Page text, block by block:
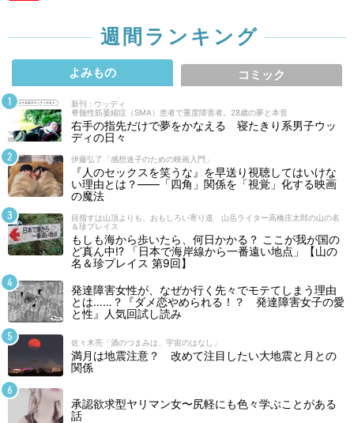
週間ランキング
よみもの コミック
新刊 : ウッディ
脊髄性筋萎縮症（SMA）患者で重度障害者。28歳の夢と本音
右手の指先だけで夢をかなえる 寝たきり系男子ウッ
ディの日々
伊藤弘了「感想迷子のための映画入門」
『人のセックスを笑うな』を早送り視聴してはいけな
い理由とは？――「四角」関係を「視覚」化する映画
の魔法
目指すは山頂よりも、おもしろい寄り道 山岳ライター高橋庄太郎の山の名
＆珍プレイス
もしも海から歩いたら、何日かかる？ ここが我が国の
ど真ん中!? 「日本で海岸線から一番遠い地点」【山の
名＆珍プレイス 第9回】
発達障害女性が、なぜか行く先々でモテてしまう理由
とは……？『ダメ恋やめられる！？ 発達障害女子の愛
と性』人気回試し読み
佐々木亮「酒のつまみは、宇宙のはなし」
満月は地震注意？ 改めて注目したい大地震と月との
関係
承認欲求型ヤリマン女〜尻軽にも色々学ぶことがある
話